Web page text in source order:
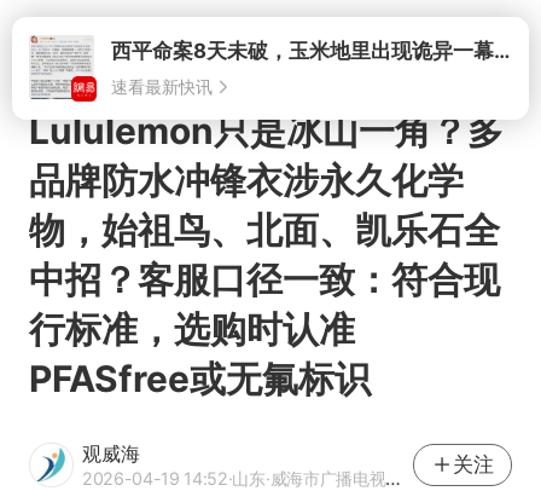
打开西平命案8天未破，玉米地里出现诡异一幕，我突然想起了欧金中
速看最新快讯
Lululemon只是冰山一角？多
品牌防水冲锋衣涉永久化学
物，始祖鸟、北面、凯乐石全
中招？客服口径一致：符合现
行标准，选购时认准
PFASfree或无氟标识
观威海
2026-04-19 14:52·山东·威海市广播电视台官方账号
关注